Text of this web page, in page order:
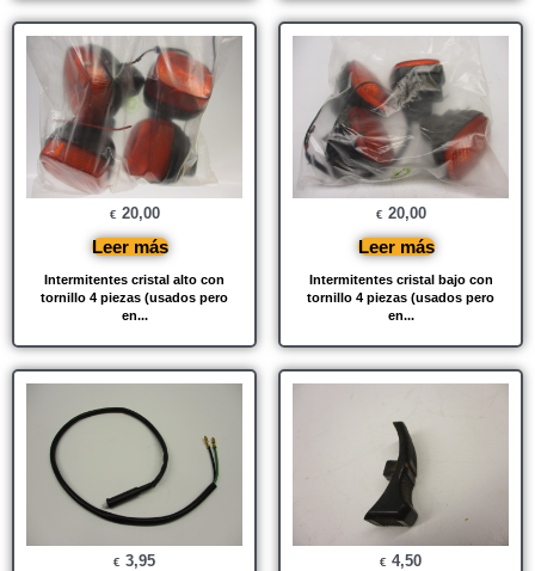
Intermitentes cristal alto con
tornillo 4 piezas (usados ​​pero
en...
€ 20,00
Leer más
Intermitentes cristal bajo con
tornillo 4 piezas (usados ​​pero
en...
€ 20,00
Leer más
€ 3,95 € 4,50